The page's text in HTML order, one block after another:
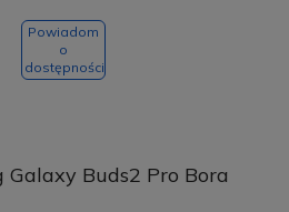
Powiadom
o
dostępności
Galaxy Buds2 Pro Bora